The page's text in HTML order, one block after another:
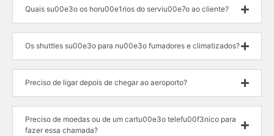
Quais su00e3o os horu00e1rios do serviu00e7o ao cliente?
Os shuttles su00e3o para nu00e3o fumadores e climatizados?
Preciso de ligar depois de chegar ao aeroporto?
Preciso de moedas ou de um cartu00e3o telefu00f3nico para
fazer essa chamada?